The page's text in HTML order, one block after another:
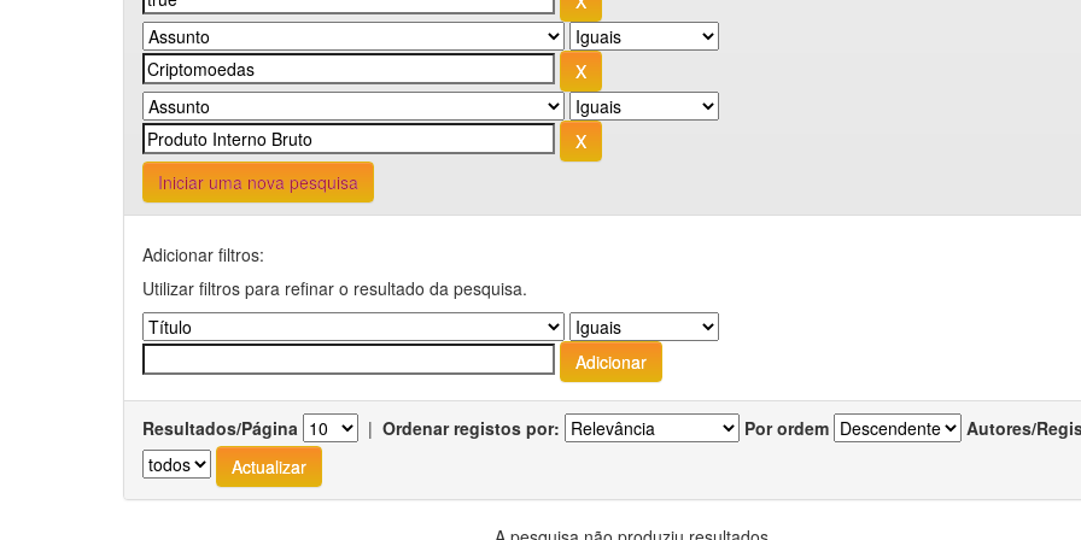
Iniciar uma nova pesquisa
Adicionar filtros:
Utilizar filtros para refinar o resultado da pesquisa.
Resultados/Página | Ordenar registos por: Por ordem Autores/